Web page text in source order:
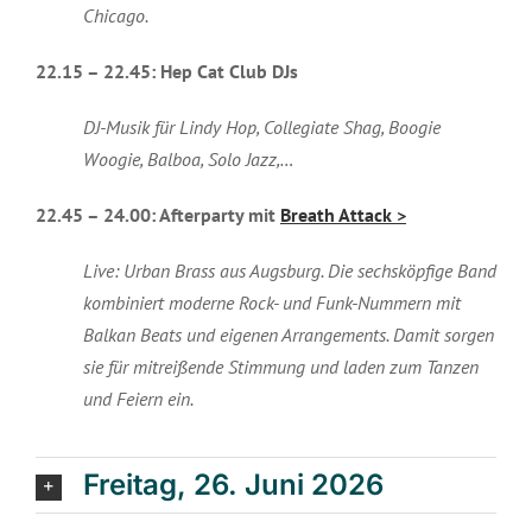
Chicago.
22.15 – 22.45: Hep Cat Club DJs
DJ-Musik für Lindy Hop, Collegiate Shag, Boogie
Woogie, Balboa, Solo Jazz,…
22.45 – 24.00: Afterparty mit Breath Attack >
Live: Urban Brass aus Augsburg. Die sechsköpfige Band
kombiniert moderne Rock- und Funk-Nummern mit
Balkan Beats und eigenen Arrangements. Damit sorgen
sie für mitreißende Stimmung und laden zum Tanzen
und Feiern ein.
Freitag, 26. Juni 2026